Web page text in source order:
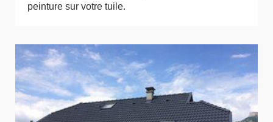
peinture sur votre tuile.